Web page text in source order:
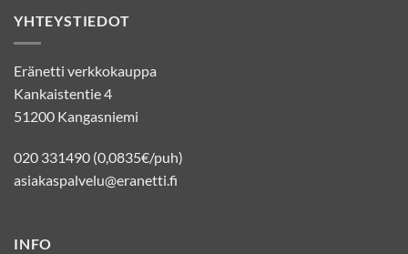
YHTEYSTIEDOT
Eränetti verkkokauppa
Kankaistentie 4
51200 Kangasniemi
020 331490 (0,0835€/puh)
asiakaspalvelu@eranetti.fi
INFO